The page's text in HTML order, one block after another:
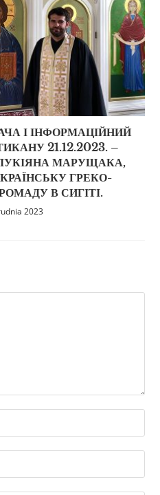
І ІНФОРМАЦІЙНИЙ
21.12.2023. –
МАРУЩАКА,
ГРЕКО-
В СИГІТІ.
2023